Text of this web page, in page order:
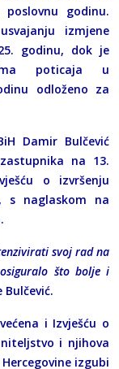
godinu.
izmjene
godinu, dok je
poticaja u
odloženo za
Damir Bulčević
na 13.
o izvršenju
s naglaskom na
svoj rad na
što bolje i
Bulčević.
i Izvješću o
i njihova
izgubi